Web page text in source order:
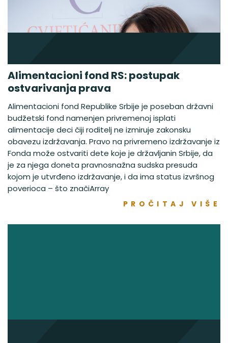
Alimentacioni fond RS: postupak
ostvarivanja prava
Alimentacioni fond Republike Srbije je poseban državni
budžetski fond namenjen privremenoj isplati
alimentacije deci čiji roditelj ne izmiruje zakonsku
obavezu izdržavanja. Pravo na privremeno izdržavanje iz
Fonda može ostvariti dete koje je državljanin Srbije, da
je za njega doneta pravnosnažna sudska presuda
kojom je utvrđeno izdržavanje, i da ima status izvršnog
poverioca – što značiArray
PROČITAJ VIŠE